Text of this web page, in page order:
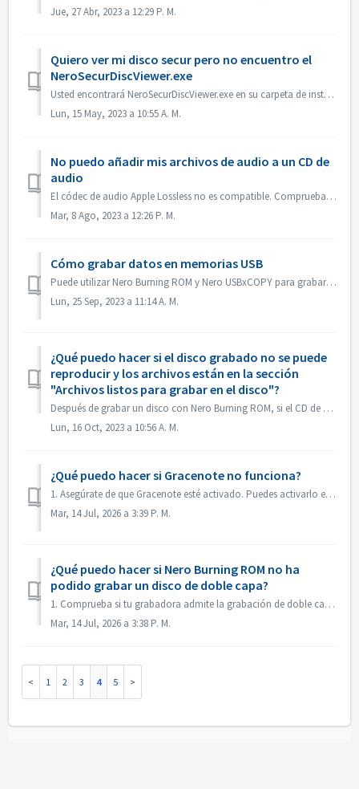
Jue, 27 Abr, 2023 a 12:29 P. M.
Quiero ver mi disco secur pero no encuentro el
NeroSecurDiscViewer.exe
Usted encontrará NeroSecurDiscViewer.exe en su carpeta de instalación, algo así como: C:\Programas (x86)\NNero\NNero 2023\NNero Burning ROM\SecurDisc Tambi...
Lun, 15 May, 2023 a 10:55 A. M.
No puedo añadir mis archivos de audio a un CD de
audio
El códec de audio Apple Lossless no es compatible. Comprueba el códec de audio de tus archivos. O envíenoslo para que lo comprobemos.
Mar, 8 Ago, 2023 a 12:26 P. M.
Cómo grabar datos en memorias USB
Puede utilizar Nero Burning ROM y Nero USBxCOPY para grabar datos en memorias USB/tarjetas. En Nero Burning ROM, 'Raspberry Pi OS' e 'ISO to USB...
Lun, 25 Sep, 2023 a 11:14 A. M.
¿Qué puedo hacer si el disco grabado no se puede
reproducir y los archivos están en la sección
"Archivos listos para grabar en el disco"?
Después de grabar un disco con Nero Burning ROM, si el CD de audio no puede reproducirse con el reproductor de CD, abra el disco en el Explorador de Windows...
Lun, 16 Oct, 2023 a 10:56 A. M.
¿Qué puedo hacer si Gracenote no funciona?
1. Asegúrate de que Gracenote esté activado. Puedes activarlo en el menú «Archivo -> Opciones -> Base de datos», marcando la opción «Habilitar acceso ...
Mar, 14 Jul, 2026 a 3:39 P. M.
¿Qué puedo hacer si Nero Burning ROM no ha
podido grabar un disco de doble capa?
1. Comprueba si tu grabadora admite la grabación de doble capa. 2. Reduce la velocidad de grabación: la grabación a alta velocidad puede provocar que l...
Mar, 14 Jul, 2026 a 3:38 P. M.
1 2 3 4 5